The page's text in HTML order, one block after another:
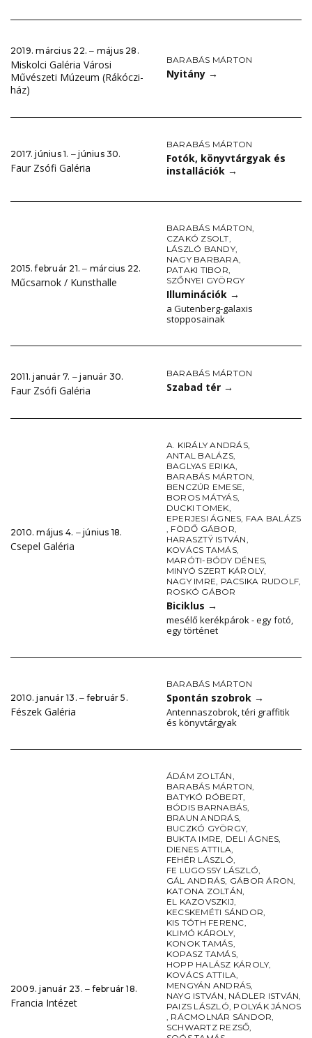
2019. március 22. ‒ május 28.
Miskolci Galéria Városi
Művészeti Múzeum (Rákóczi-
ház)
BARABÁS MÁRTON
Nyitány →
2017. június 1. ‒ június 30.
Faur Zsófi Galéria
BARABÁS MÁRTON
Fotók, könyvtárgyak és
installációk →
2015. február 21. ‒ március 22.
Műcsarnok / Kunsthalle
BARABÁS MÁRTON,
CZAKÓ ZSOLT,
LÁSZLÓ BANDY,
NAGY BARBARA,
PATAKI TIBOR,
SZŐNYEI GYÖRGY
Illuminációk →
a Gutenberg-galaxis
stopposainak
2011. január 7. ‒ január 30.
Faur Zsófi Galéria
BARABÁS MÁRTON
Szabad tér →
2010. május 4. ‒ június 18.
Csepel Galéria
A. KIRÁLY ANDRÁS,
ANTAL BALÁZS,
BAGLYAS ERIKA,
BARABÁS MÁRTON,
BENCZÚR EMESE,
BOROS MÁTYÁS,
DUCKI TOMEK,
EPERJESI ÁGNES, FAA BALÁZS
, FÖDŐ GÁBOR,
HARASZTŸ ISTVÁN,
KOVÁCS TAMÁS,
MARÓTI-BÓDY DÉNES,
MINYÓ SZERT KÁROLY,
NAGY IMRE, PACSIKA RUDOLF,
ROSKÓ GÁBOR
Biciklus →
mesélő kerékpárok - egy fotó,
egy történet
2010. január 13. ‒ február 5.
Fészek Galéria
BARABÁS MÁRTON
Spontán szobrok →
Antennaszobrok, téri graffitik
és könyvtárgyak
2009. január 23. ‒ február 18.
Francia Intézet
ÁDÁM ZOLTÁN,
BARABÁS MÁRTON,
BATYKÓ RÓBERT,
BÓDIS BARNABÁS,
BRAUN ANDRÁS,
BUCZKÓ GYÖRGY,
BUKTA IMRE, DELI ÁGNES,
DIENES ATTILA,
FEHÉR LÁSZLÓ,
FE LUGOSSY LÁSZLÓ,
GÁL ANDRÁS, GÁBOR ÁRON,
KATONA ZOLTÁN,
EL KAZOVSZKIJ,
KECSKEMÉTI SÁNDOR,
KIS TÓTH FERENC,
KLIMÓ KÁROLY,
KONOK TAMÁS,
KOPASZ TAMÁS,
HOPP HALÁSZ KÁROLY,
KOVÁCS ATTILA,
MENGYÁN ANDRÁS,
NAYG ISTVÁN, NÁDLER ISTVÁN,
PAIZS LÁSZLÓ, POLYÁK JÁNOS
, RÁCMOLNÁR SÁNDOR,
SCHWARTZ REZSŐ,